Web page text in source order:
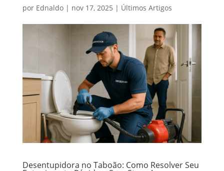
por Ednaldo| nov 17, 2025 | Últimos Artigos
Desentupidora no Taboão: Como Resolver Seu